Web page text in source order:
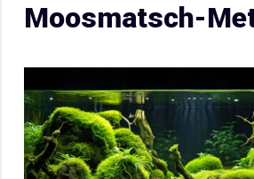
Moosmatsch-